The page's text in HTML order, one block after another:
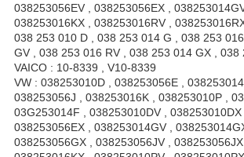
038253056EV , 038253056EX ,
038253016KX , 038253016RV ,
038 253 010 D , 038 253 014 G , 038 253
GV , 038 253 016 RV , 038 253 014 GX , 038
VAICO : 10-8339 , V10-8339
VW : 038253010D , 038253056E ,
038253056J , 038253016K , 038253010P ,
03G253014F , 038253010DV , 038253010DX
038253056EX , 038253014GV ,
038253056GX , 038253056JV , 038253056JX